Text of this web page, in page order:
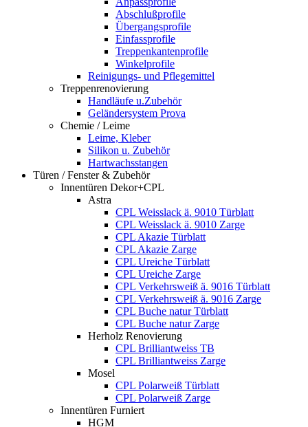
Abschlußprofile
Übergangsprofile
Einfassprofile
Treppenkantenprofile
Winkelprofile
Reinigungs- und Pflegemittel
Treppenrenovierung
Handläufe u.Zubehör
Geländersystem Prova
Chemie / Leime
Leime, Kleber
Silikon u. Zubehör
Hartwachsstangen
Türen / Fenster & Zubehör
Innentüren Dekor+CPL
Astra
CPL Weisslack ä. 9010 Türblatt
CPL Weisslack ä. 9010 Zarge
CPL Akazie Türblatt
CPL Akazie Zarge
CPL Ureiche Türblatt
CPL Ureiche Zarge
CPL Verkehrsweiß ä. 9016 Türblatt
CPL Verkehrsweiß ä. 9016 Zarge
CPL Buche natur Türblatt
CPL Buche natur Zarge
Herholz Renovierung
CPL Brilliantweiss TB
CPL Brilliantweiss Zarge
Mosel
CPL Polarweiß Türblatt
CPL Polarweiß Zarge
Innentüren Furniert
HGM